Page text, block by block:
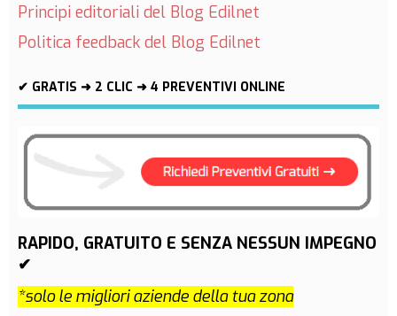
Principi editoriali del Blog Edilnet
Politica feedback del Blog Edilnet
✔ GRATIS ➜ 2 CLIC ➜ 4 PREVENTIVI ONLINE
RAPIDO, GRATUITO E SENZA NESSUN IMPEGNO
✔
*solo le migliori aziende della tua zona